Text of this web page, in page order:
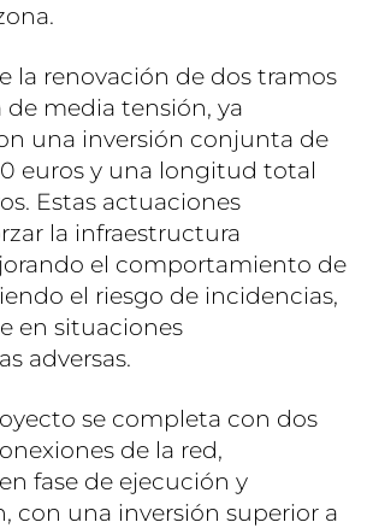
la renovación de dos tramos
de media tensión, ya
una inversión conjunta de
euros y una longitud total
Estas actuaciones
la infraestructura
el comportamiento de
el riesgo de incidencias,
en situaciones
adversas.
se completa con dos
de la red,
fase de ejecución y
con una inversión superior a